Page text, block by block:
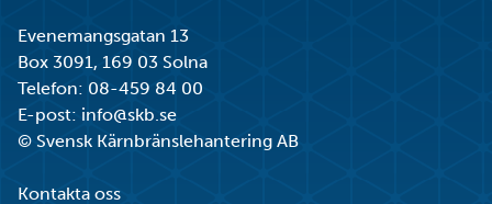
Evenemangsgatan 13
Box 3091, 169 03 Solna
Telefon: 08-459 84 00
E-post: info@skb.se
© Svensk Kärnbränslehantering AB
Kontakta oss